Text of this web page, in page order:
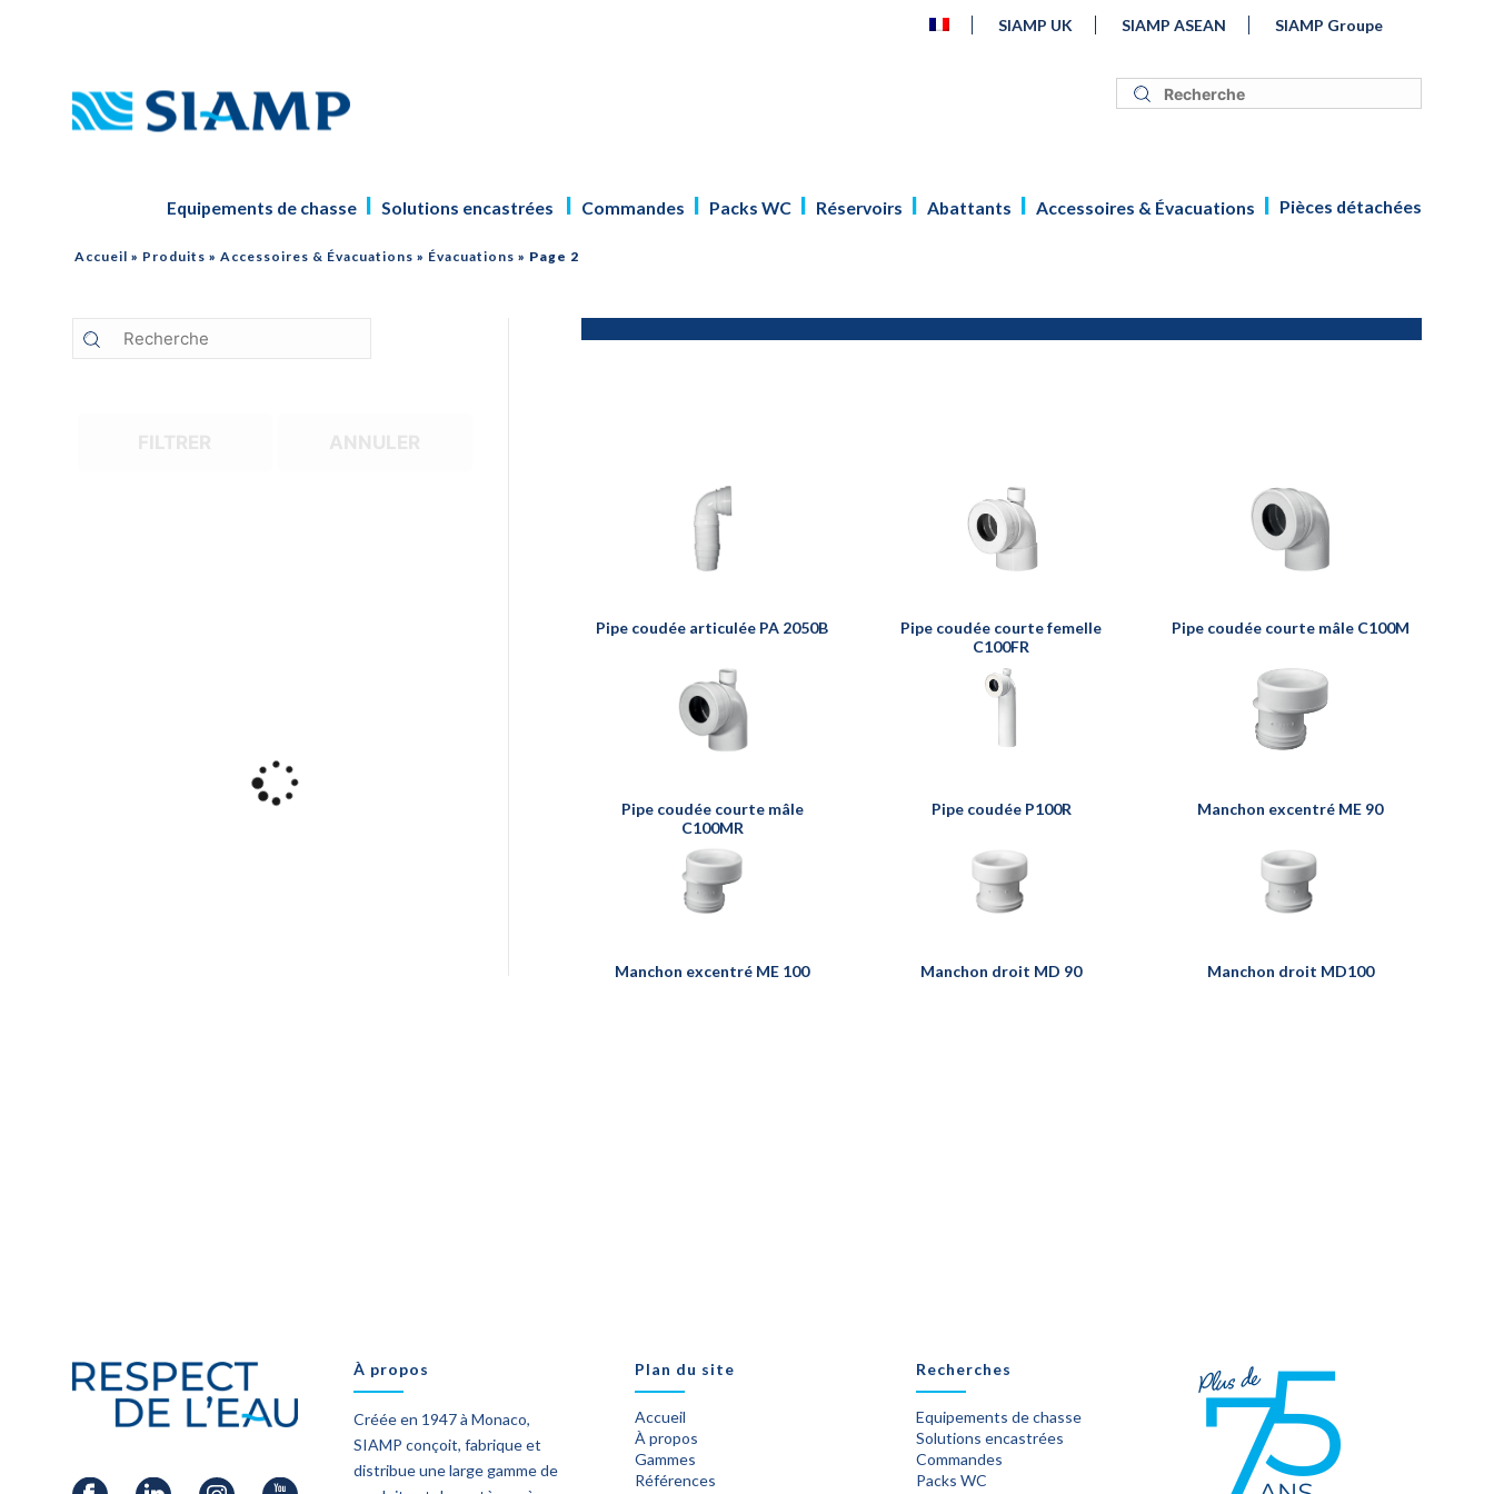
SIAMP UK SIAMP ASEAN SIAMP Groupe
Equipements de chasse Solutions encastrées Commandes Packs WC Réservoirs Abattants Accessoires & Évacuations Pièces détachées
Accueil » Produits » Accessoires & Évacuations » Évacuations » Page 2
Pipe coudée articulée PA 2050B
Pipe coudée courte femelle
C100FR
Pipe coudée courte mâle C100M
Pipe coudée courte mâle
C100MR
Pipe coudée P100R Manchon excentré ME 90
Manchon excentré ME 100 Manchon droit MD 90 Manchon droit MD100
À propos
Créée en 1947 à Monaco,
SIAMP conçoit, fabrique et
distribue une large gamme de
Plan du site
Accueil
À propos
Gammes
Références
Recherches
Equipements de chasse
Solutions encastrées
Commandes
Packs WC